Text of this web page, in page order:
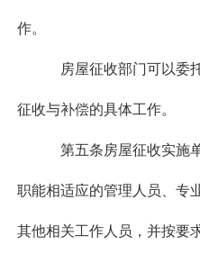
作。
房屋征收部门可以委
征收与补偿的具体工作。
第五条房屋征收实施
职能相适应的管理人员、专
其他相关工作人员，并按要